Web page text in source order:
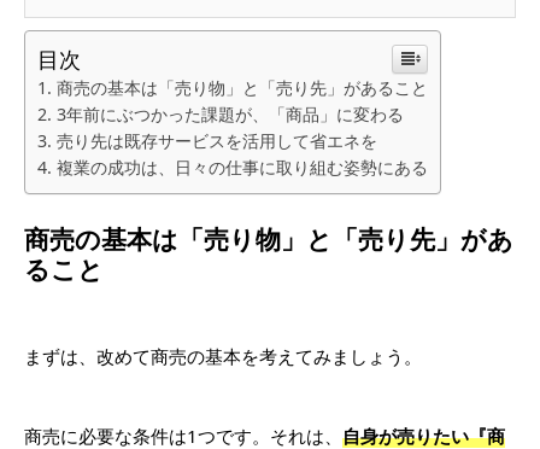
目次
商売の基本は「売り物」と「売り先」があること
3年前にぶつかった課題が、「商品」に変わる
売り先は既存サービスを活用して省エネを
複業の成功は、日々の仕事に取り組む姿勢にある
商売の基本は「売り物」と「売り先」があ
ること
まずは、改めて商売の基本を考えてみましょう。
商売に必要な条件は1つです。それは、 自身が売りたい『商